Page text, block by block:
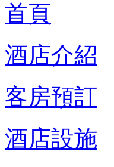
首頁
酒店介紹
客房預訂
酒店設施